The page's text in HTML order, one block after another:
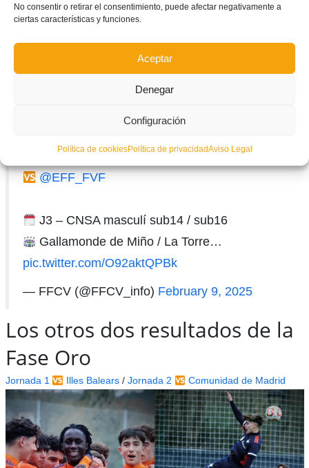
No consentir o retirar el consentimiento, puede afectar negativamente a
ciertas características y funciones.
Aceptar
Denegar
Configuración
Política de cookiesPolítica de privacidadAviso Legal
Selecció Valenciana sub16
Selecció Valenciana sub16
@EFF_FVF
J3 – CNSA masculí sub14 / sub16
Gallamonde de Miño / La Torre…
pic.twitter.com/O92aktQPBk
— FFCV (@FFCV_info) February 9, 2025
Los otros dos resultados de la
Fase Oro
Jornada 1 Illes Balears/ Jornada 2 Comunidad de Madrid